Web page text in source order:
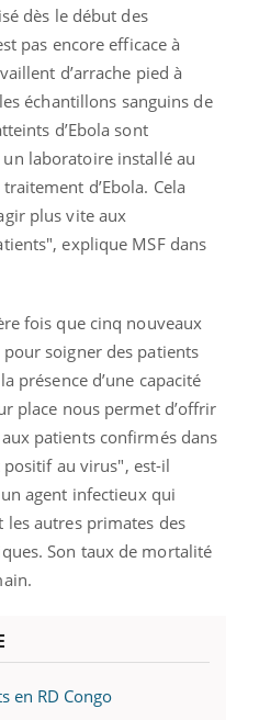
dès le début des
pas encore efficace à
d’arrache pied à
échantillons sanguins de
d’Ebola sont
laboratoire installé au
d’Ebola. Cela
plus vite aux
explique MSF dans
fois que cinq nouveaux
soigner des patients
présence d’une capacité
place nous permet d’offrir
patients confirmés dans
positif au virus", est-il
agent infectieux qui
les autres primates des
Son taux de mortalité
en RD Congo